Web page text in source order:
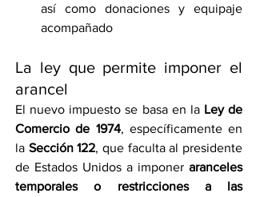
así como donaciones y equipaje
acompañado
La ley que permite imponer el
arancel
El nuevo impuesto se basa en la Ley de
Comercio de 1974, específicamente en
la Sección 122, que faculta al presidente
de Estados Unidos a imponer aranceles
temporales o restricciones a las